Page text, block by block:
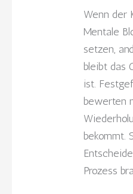
Wenn der
Mentale
setzen,
bleibt das
ist.
bewerten
bekommt.
Prozess